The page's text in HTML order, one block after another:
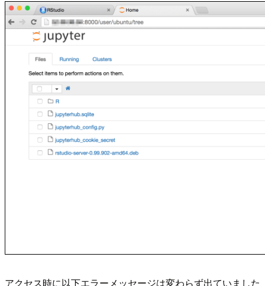
アクセス時に以下エラーメッセージは変わらず出ていました